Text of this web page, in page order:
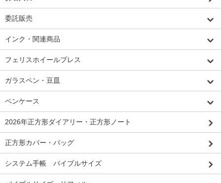
委託販売
インク・関連商品
フェリスホイールプレス
ガラスペン・豆皿
ペンケース
2026年正方形ダイアリー・正方形ノート
正方形カバー・バッグ
システム手帳 バイブルサイズ